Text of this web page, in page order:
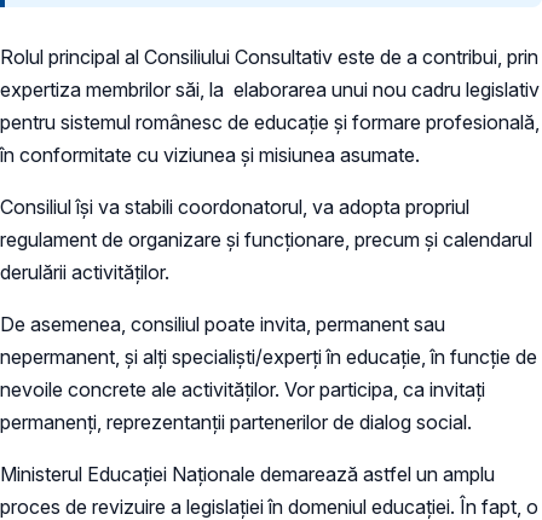
Rolul principal al Consiliului Consultativ este de a contribui, prin
expertiza membrilor săi, la elaborarea unui nou cadru legislativ
pentru sistemul românesc de educație și formare profesională,
în conformitate cu viziunea și misiunea asumate.
Consiliul își va stabili coordonatorul, va adopta propriul
regulament de organizare și funcționare, precum și calendarul
derulării activităților.
De asemenea, consiliul poate invita, permanent sau
nepermanent, și alți specialiști/experți în educație, în funcție de
nevoile concrete ale activităților. Vor participa, ca invitați
permanenți, reprezentanții partenerilor de dialog social.
Ministerul Educației Naționale demarează astfel un amplu
proces de revizuire a legislației în domeniul educației. În fapt, o